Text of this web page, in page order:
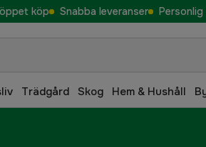
köp Snabba leveranser Personlig
Trädgård Skog Hem & Hushåll